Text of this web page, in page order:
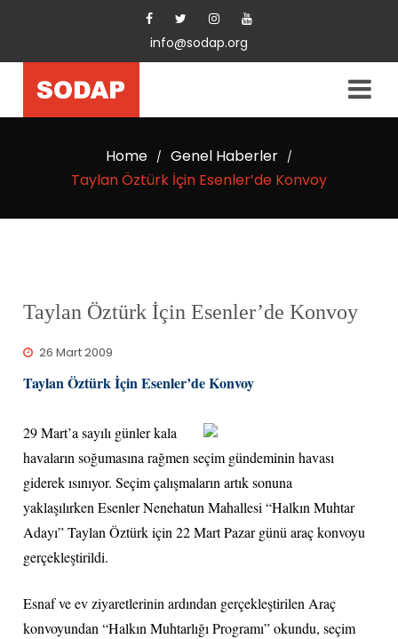
info@sodap.org
Home / Genel Haberler /
Taylan Öztürk İçin Esenler’de Konvoy
Taylan Öztürk İçin Esenler’de Konvoy
26 Mart 2009
Taylan Öztürk İçin Esenler’de Konvoy
29 Mart’a sayılı günler kala
havaların soğumasına rağmen seçim gündeminin havası
giderek ısınıyor. Seçim çalışmaların artık sonuna
yaklaşılırken Esenler Nenehatun Mahallesi “Halkın Muhtar
Adayı” Taylan Öztürk için 22 Mart Pazar günü araç konvoyu
gerçekleştirildi.
Esnaf ve ev ziyaretlerinin ardından gerçekleştirilen Araç
konvoyundan “Halkın Muhtarlığı Programı” okundu, seçim